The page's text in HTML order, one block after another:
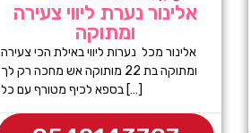
אלינור נערת ליווי צעירה
ומתוקה
אלינור מכל נערות ליווי באילת הכי צעירה
ומתוקה בת 22 מותוקה אש מחכה רק לך
בספא לכיף מטורף עם כל […]